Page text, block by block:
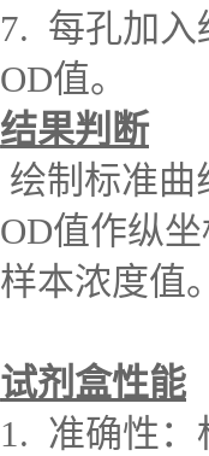
7. 每孔加入
OD值。
结果判断
绘制标准曲
OD值作纵
样本浓度值
试剂盒性能
1. 准确性